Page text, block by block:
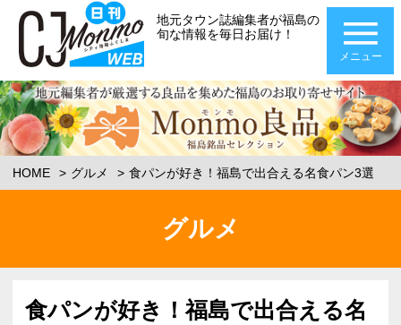
地元タウン誌編集者が福島の
旬な情報を毎日お届け！
メニュー
HOME グルメ 食パンが好き！福島で出合える名食パン3選
グルメ
食パンが好き！福島で出合える名